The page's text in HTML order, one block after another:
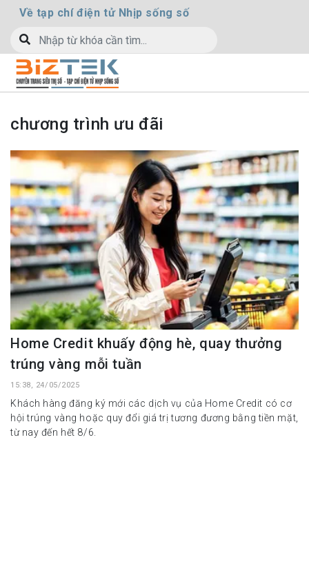
Về tạp chí điện tử Nhịp sống số
chương trình ưu đãi
Home Credit khuấy động hè, quay thưởng
trúng vàng mỗi tuần
15:38, 24/05/2025
Khách hàng đăng ký mới các dịch vụ của Home Credit có cơ
hội trúng vàng hoặc quy đổi giá trị tương đương bằng tiền mặt,
từ nay đến hết 8/6.